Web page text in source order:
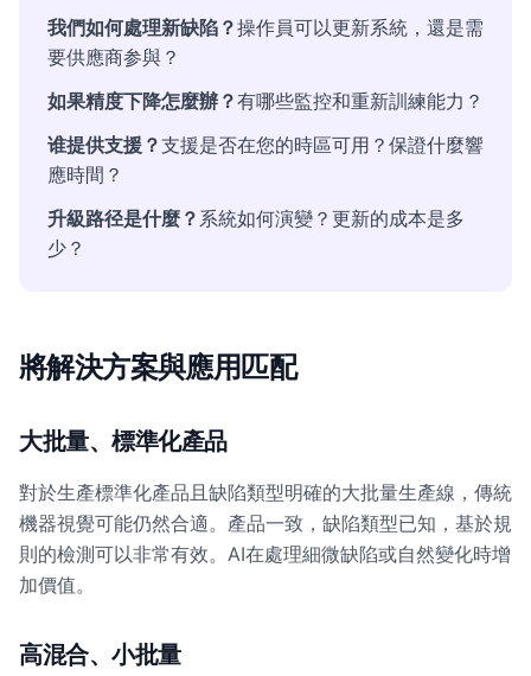
我們如何處理新缺陷？操作員可以更新系統，還是需
要供應商参與？
如果精度下降怎麼辦？有哪些監控和重新訓練能力？
谁提供支援？支援是否在您的時區可用？保證什麼響
應時間？
升級路径是什麼？ 系統如何演變？更新的成本是多
少？
將解決方案與應用匹配
大批量、標準化產品
對於生產標準化產品且缺陷類型明確的大批量生產線，傳統
機器視覺可能仍然合適。產品一致，缺陷類型已知，基於規
則的檢測可以非常有效。AI在處理細微缺陷或自然變化時增
加價值。
高混合、小批量